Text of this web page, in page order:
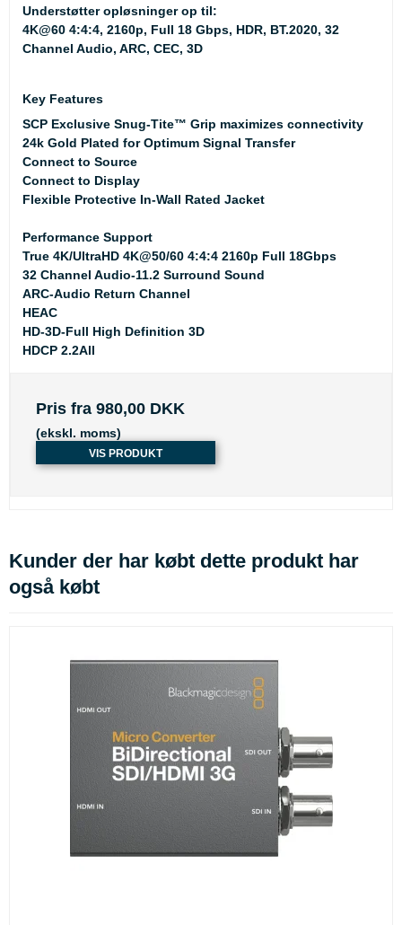
Understøtter opløsninger op til:
4K@60 4:4:4, 2160p, Full 18 Gbps, HDR, BT.2020, 32
Channel Audio, ARC, CEC, 3D
Key Features
SCP Exclusive Snug-Tite™ Grip maximizes connectivity
24k Gold Plated for Optimum Signal Transfer
Connect to Source
Connect to Display
Flexible Protective In-Wall Rated Jacket
Performance Support
True 4K/UltraHD 4K@50/60 4:4:4 2160p Full 18Gbps
32 Channel Audio-11.2 Surround Sound
ARC-Audio Return Channel
HEAC
HD-3D-Full High Definition 3D
HDCP 2.2All
Pris fra 980,00 DKK
(ekskl. moms)
VIS PRODUKT
Kunder der har købt dette produkt har
også købt